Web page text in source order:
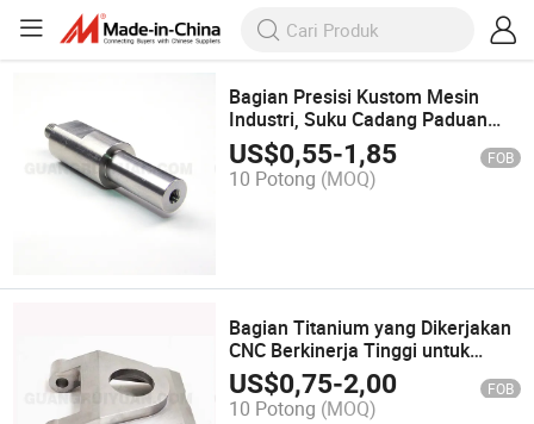
Bagian Presisi Kustom Mesin
Industri, Suku Cadang Paduan
Aluminium, Komponen Logam
US$0,55-1,85 FOB
10 Potong (MOQ)
Bagian Titanium yang Dikerjakan
CNC Berkinerja Tinggi untuk
Aplikasi Industri
US$0,75-2,00 FOB
10 Potong (MOQ)